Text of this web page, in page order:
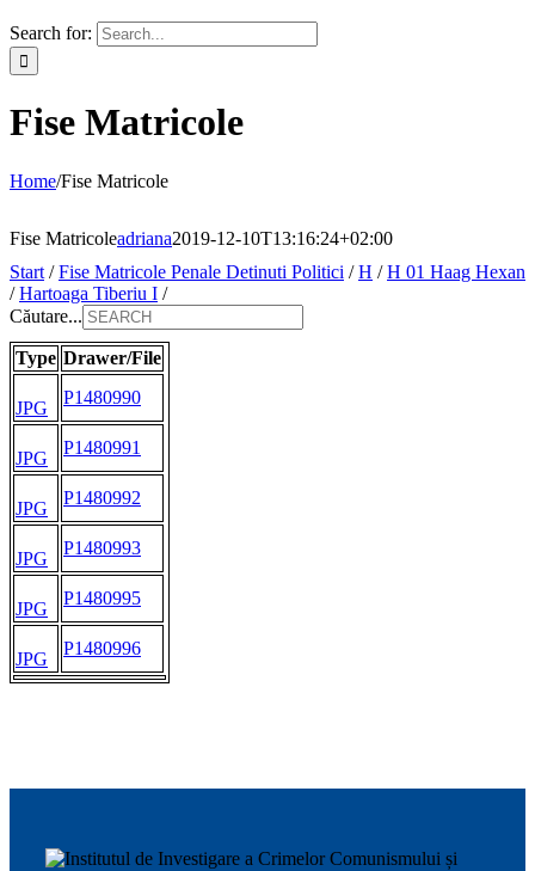
Search for:
Fise Matricole
Home/Fise Matricole
Fise Matricoleadriana2019-12-10T13:16:24+02:00
Start /Fise Matricole Penale Detinuti Politici /H /H 01 Haag Hexan
/Hartoaga Tiberiu I /
Căutare...
Type Drawer/File
JPG
P1480990
JPG
P1480991
JPG
P1480992
JPG
P1480993
JPG
P1480995
JPG
P1480996